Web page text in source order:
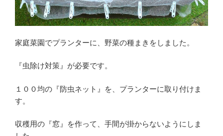
れ
ば
て
方
簡
単”
家庭菜園でプランターに、野菜の種まきをしました。
『虫除け対策』が必要です。
１００均の『防虫ネット』を、プランターに取り付けま
す。
収穫用の『窓』を作って、手間が掛からないようにしま